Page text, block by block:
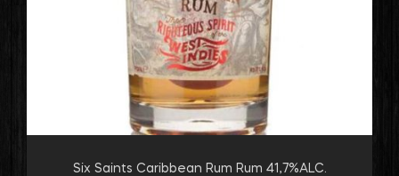
Six Saints Caribbean Rum Rum 41,7%ALC.